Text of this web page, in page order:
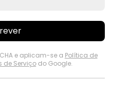
e aplicam-se a Política de
de Serviçodo Google.